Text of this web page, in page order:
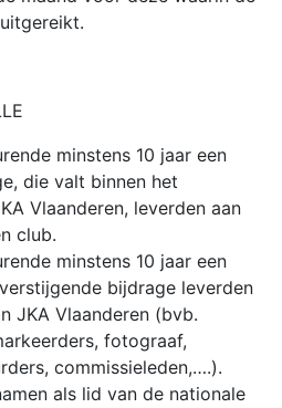
minstens 10 jaar een
die valt binnen het
Vlaanderen, leverden aan
club.
minstens 10 jaar een
bijdrage leverden
JKA Vlaanderen (bvb.
fotograaf,
commissieleden,….).
als lid van de nationale